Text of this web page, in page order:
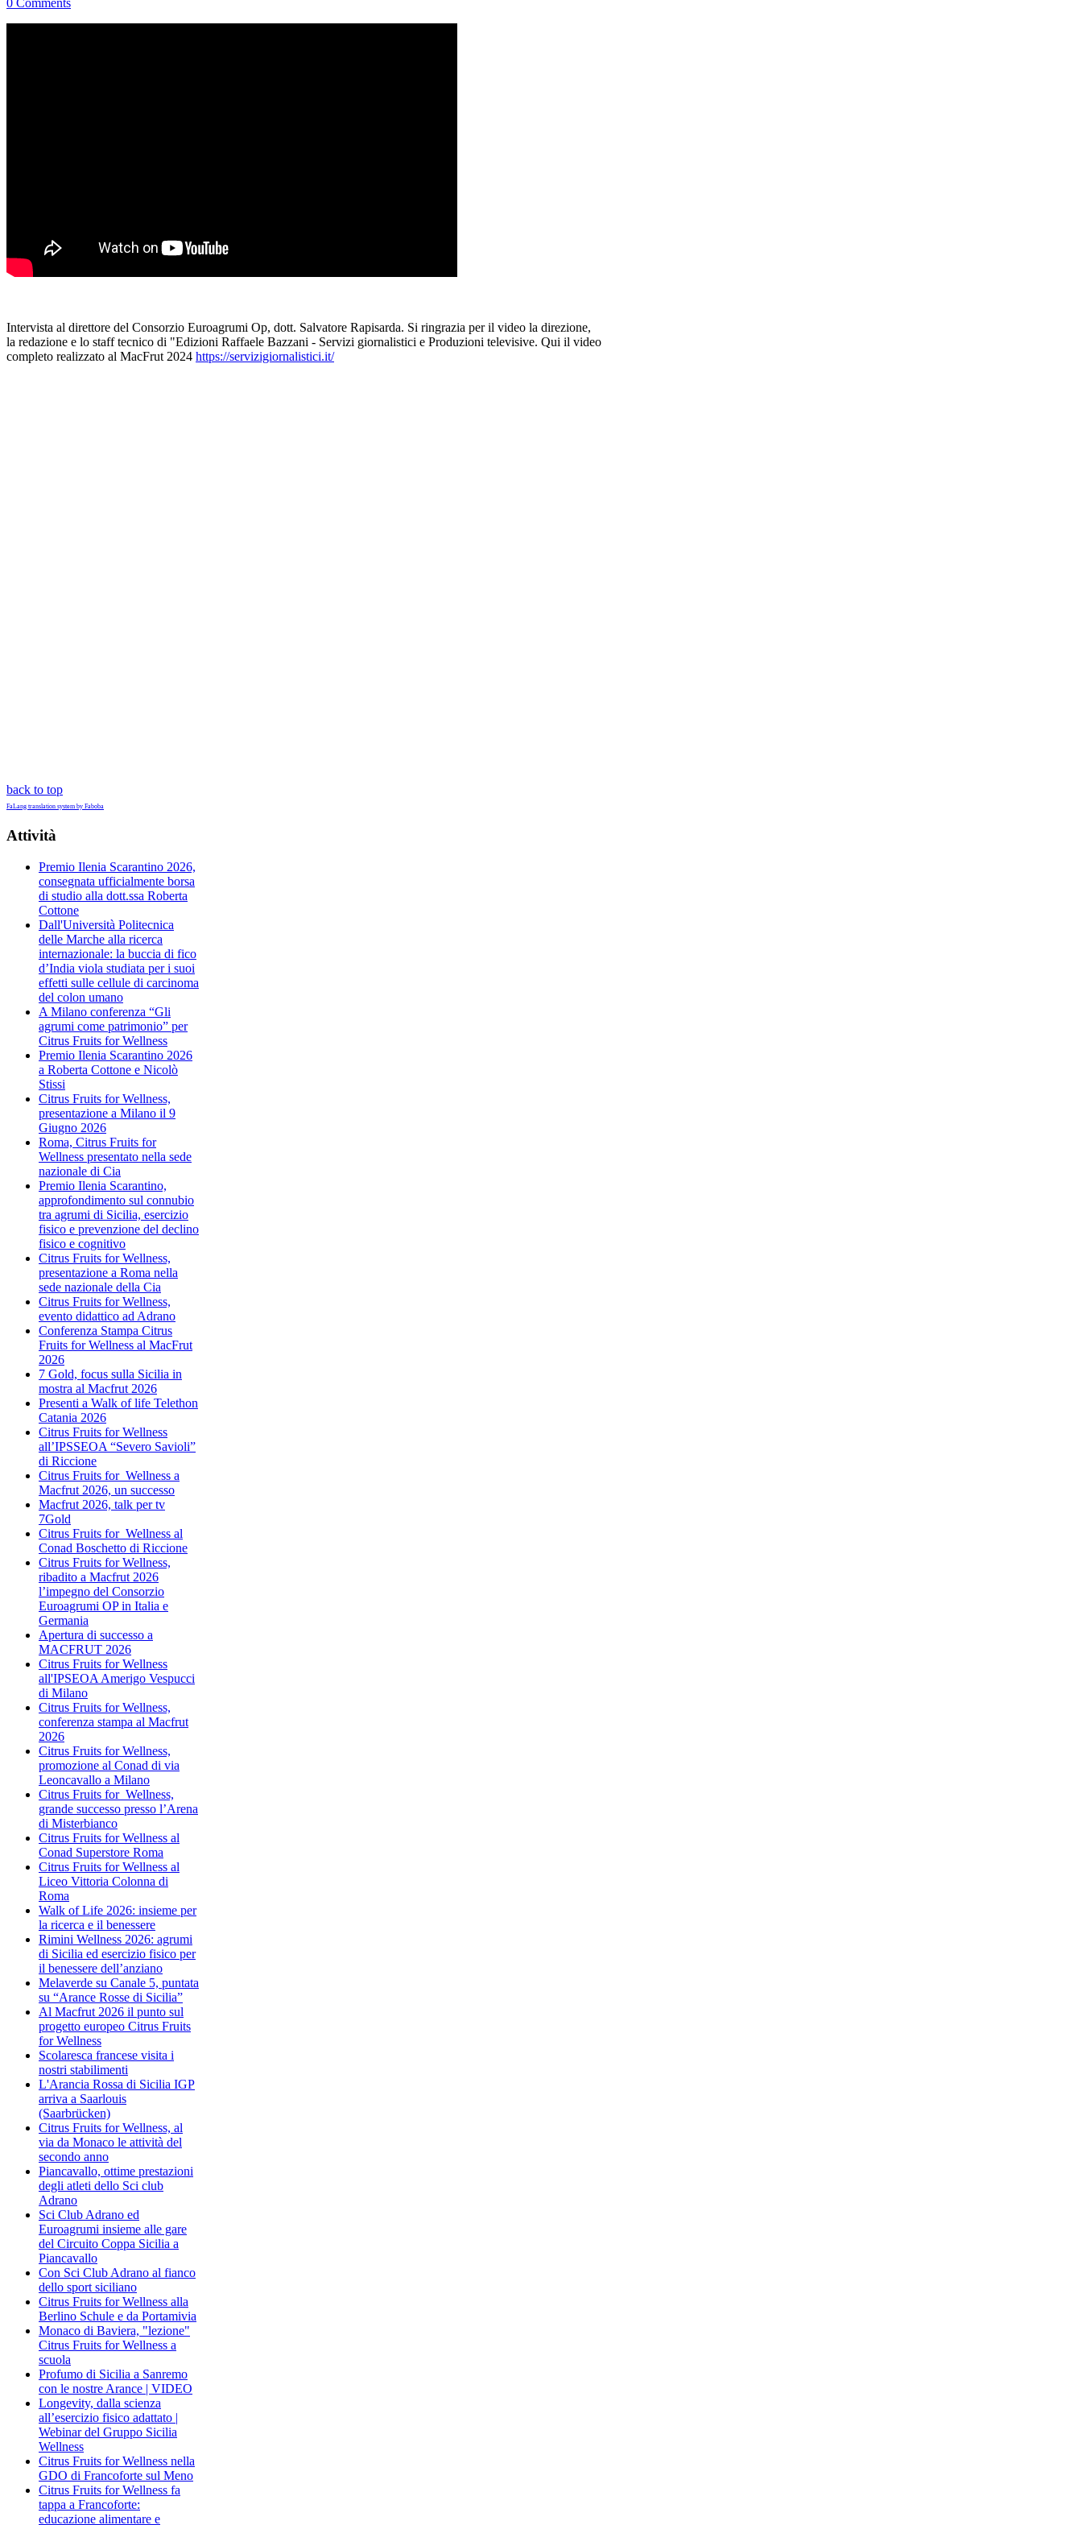
0 Comments
Intervista al direttore del Consorzio Euroagrumi Op, dott. Salvatore Rapisarda. Si ringrazia per il video la direzione,
la redazione e lo staff tecnico di "Edizioni Raffaele Bazzani - Servizi giornalistici e Produzioni televisive. Qui il video
completo realizzato al MacFrut 2024 https://servizigiornalistici.it/
back to top
FaLang translation system by Faboba
Attività
Premio Ilenia Scarantino 2026,
consegnata ufficialmente borsa
di studio alla dott.ssa Roberta
Cottone
Dall'Università Politecnica
delle Marche alla ricerca
internazionale: la buccia di fico
d’India viola studiata per i suoi
effetti sulle cellule di carcinoma
del colon umano
A Milano conferenza “Gli
agrumi come patrimonio” per
Citrus Fruits for Wellness
Premio Ilenia Scarantino 2026
a Roberta Cottone e Nicolò
Stissi
Citrus Fruits for Wellness,
presentazione a Milano il 9
Giugno 2026
Roma, Citrus Fruits for
Wellness presentato nella sede
nazionale di Cia
Premio Ilenia Scarantino,
approfondimento sul connubio
tra agrumi di Sicilia, esercizio
fisico e prevenzione del declino
fisico e cognitivo
Citrus Fruits for Wellness,
presentazione a Roma nella
sede nazionale della Cia
Citrus Fruits for Wellness,
evento didattico ad Adrano
Conferenza Stampa Citrus
Fruits for Wellness al MacFrut
2026
7 Gold, focus sulla Sicilia in
mostra al Macfrut 2026
Presenti a Walk of life Telethon
Catania 2026
Citrus Fruits for Wellness
all’IPSSEOA “Severo Savioli”
di Riccione
Citrus Fruits for Wellness a
Macfrut 2026, un successo
Macfrut 2026, talk per tv
7Gold
Citrus Fruits for Wellness al
Conad Boschetto di Riccione
Citrus Fruits for Wellness,
ribadito a Macfrut 2026
l’impegno del Consorzio
Euroagrumi OP in Italia e
Germania
Apertura di successo a
MACFRUT 2026
Citrus Fruits for Wellness
all'IPSEOA Amerigo Vespucci
di Milano
Citrus Fruits for Wellness,
conferenza stampa al Macfrut
2026
Citrus Fruits for Wellness,
promozione al Conad di via
Leoncavallo a Milano
Citrus Fruits for Wellness,
grande successo presso l’Arena
di Misterbianco
Citrus Fruits for Wellness al
Conad Superstore Roma
Citrus Fruits for Wellness al
Liceo Vittoria Colonna di
Roma
Walk of Life 2026: insieme per
la ricerca e il benessere
Rimini Wellness 2026: agrumi
di Sicilia ed esercizio fisico per
il benessere dell’anziano
Melaverde su Canale 5, puntata
su “Arance Rosse di Sicilia”
Al Macfrut 2026 il punto sul
progetto europeo Citrus Fruits
for Wellness
Scolaresca francese visita i
nostri stabilimenti
L'Arancia Rossa di Sicilia IGP
arriva a Saarlouis
(Saarbrücken)
Citrus Fruits for Wellness, al
via da Monaco le attività del
secondo anno
Piancavallo, ottime prestazioni
degli atleti dello Sci club
Adrano
Sci Club Adrano ed
Euroagrumi insieme alle gare
del Circuito Coppa Sicilia a
Piancavallo
Con Sci Club Adrano al fianco
dello sport siciliano
Citrus Fruits for Wellness alla
Berlino Schule e da Portamivia
Monaco di Baviera, "lezione"
Citrus Fruits for Wellness a
scuola
Profumo di Sicilia a Sanremo
con le nostre Arance | VIDEO
Longevity, dalla scienza
all’esercizio fisico adattato |
Webinar del Gruppo Sicilia
Wellness
Citrus Fruits for Wellness nella
GDO di Francoforte sul Meno
Citrus Fruits for Wellness fa
tappa a Francoforte:
educazione alimentare e